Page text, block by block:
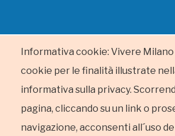
Informativa cookie: Vivere Milano
cookie per le finalità illustrate
informativa sulla privacy.
pagina, cliccando su un link o
navigazione, acconsenti all´uso